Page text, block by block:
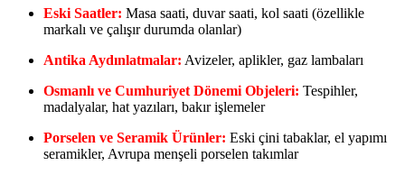
Eski Saatler: Masa saati, duvar saati, kol saati (özellikle
markalı ve çalışır durumda olanlar)
Antika Aydınlatmalar: Avizeler, aplikler, gaz lambaları
Osmanlı ve Cumhuriyet Dönemi Objeleri: Tespihler,
madalyalar, hat yazıları, bakır işlemeler
Porselen ve Seramik Ürünler: Eski çini tabaklar, el yapımı
seramikler, Avrupa menşeli porselen takımlar